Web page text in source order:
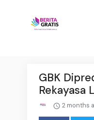
GBK
Rekayasa
2 months